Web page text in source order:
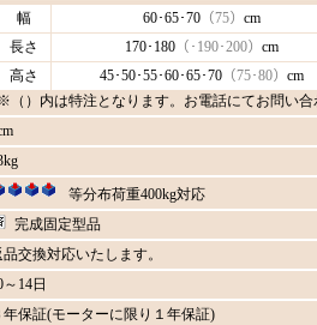
幅 60･65･70 （75） cm
長さ
170･180 （･190･200） cm
高さ
45･50･55･60･65･70 （75･80） cm
（）内は特注となります。お電話にてお問い合
等分布荷重400kg対応
完成固定型品
品交換対応いたします。
～14日
年保証(モーターに限り１年保証)